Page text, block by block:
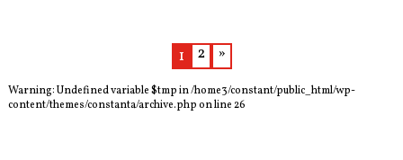
1 2 »
Warning: Undefined variable $tmp in/home3/constant/public_html/wp-
content/themes/constanta/archive.phpon line26